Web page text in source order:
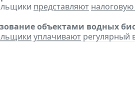
представляют
объектами водных
уплачивают регулярный